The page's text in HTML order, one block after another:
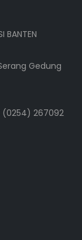
BANTEN
Gedung
(0254) 267092